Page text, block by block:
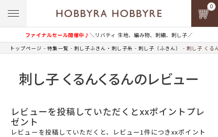
ファイナルセール開催中♪＼リバティ 生地、編み物、刺繍、刺し子／
0
トップページ 特集一覧 刺し子ふきん・刺し子糸 刺し子（ふきん） 刺し子 くる
刺し子 くるんくるんのレビュー
レビューを投稿していただくとxxポイントプレ
ゼント
レビューを投稿していただくと、レビュー1件につきxxポイント